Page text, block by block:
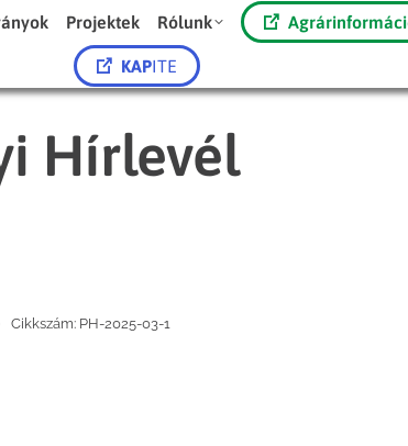
Projektek Rólunk
KAPITE
Hírlevél
Cikkszám: PH-2025-03-1